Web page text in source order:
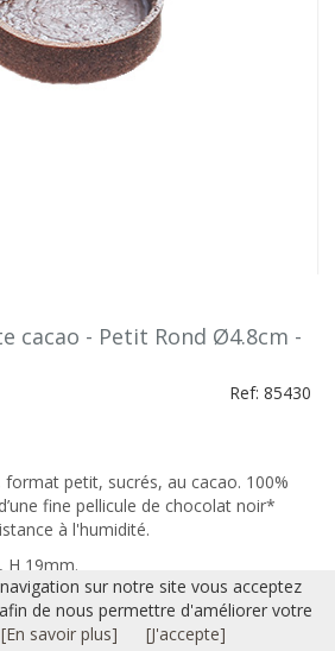
cacao - Petit Rond Ø4.8cm -
Ref: 85430
petit, sucrés, au cacao. 100%
fine pellicule de chocolat noir*
à l'humidité.
H 19mm.
sur notre site vous acceptez
de nous permettre d'améliorer votre
[En savoir plus] [J'accepte]